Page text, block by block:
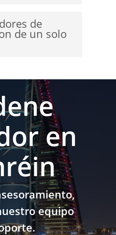
le
estos servidores
de
de un solo
múltiples
pero debido al
servicios
para
en
equipo